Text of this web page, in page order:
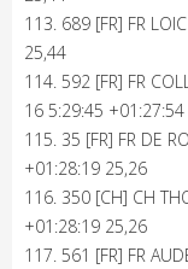
113. 689 [FR] FR
25,44
114. 592 [FR] FR
16 5:29:45
115. 35 [FR] FR DE
+01:28:19 25,26
116. 350 [CH] CH
+01:28:19 25,26
117. 561 [FR] FR